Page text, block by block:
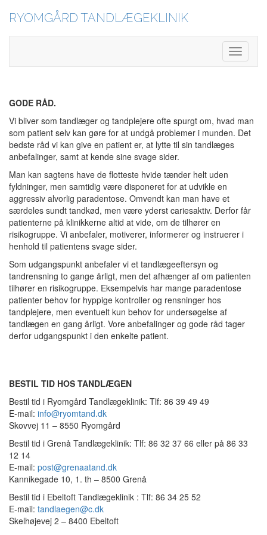
RYOMGÅRD TANDLÆGEKLINIK
Toggle
GODE RÅD.
Vi bliver som tandlæger og tandplejere ofte spurgt om, hvad man
som patient selv kan gøre for at undgå problemer i munden. Det
bedste råd vi kan give en patient er, at lytte til sin tandlæges
anbefalinger, samt at kende sine svage sider.
Man kan sagtens have de flotteste hvide tænder helt uden
fyldninger, men samtidig være disponeret for at udvikle en
aggressiv alvorlig paradentose. Omvendt kan man have et
særdeles sundt tandkød, men være yderst cariesaktiv. Derfor får
patienterne på klinikkerne altid at vide, om de tilhører en
risikogruppe. Vi anbefaler, motiverer, informerer og instruerer i
henhold til patientens svage sider.
Som udgangspunkt anbefaler vi et tandlægeeftersyn og
tandrensning to gange årligt, men det afhænger af om patienten
tilhører en risikogruppe. Eksempelvis har mange paradentose
patienter behov for hyppige kontroller og rensninger hos
tandplejere, men eventuelt kun behov for undersøgelse af
tandlægen en gang årligt. Vore anbefalinger og gode råd tager
derfor udgangspunkt i den enkelte patient.
BESTIL TID HOS TANDLÆGEN
Bestil tid i Ryomgård Tandlægeklinik: Tlf: 86 39 49 49
E-mail: info@ryomtand.dk
Skovvej 11 – 8550 Ryomgård
Bestil tid i Grenå Tandlægeklinik: Tlf: 86 32 37 66 eller på 86 33
12 14
E-mail: post@grenaatand.dk
Kannikegade 10, 1. th – 8500 Grenå
Bestil tid i Ebeltoft Tandlægeklinik : Tlf: 86 34 25 52
E-mail: tandlaegen@c.dk
Skelhøjevej 2 – 8400 Ebeltoft